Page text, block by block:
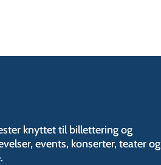
knyttet til billettering og
events, konserter, teater og